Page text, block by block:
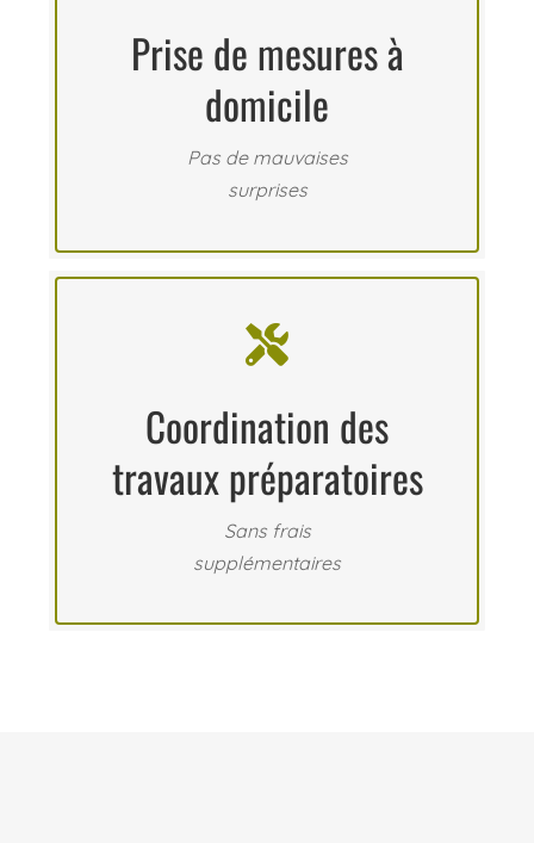
Prise de mesures à
domicile
Pas de mauvaises
surprises

Coordination des
travaux préparatoires
Sans frais
supplémentaires